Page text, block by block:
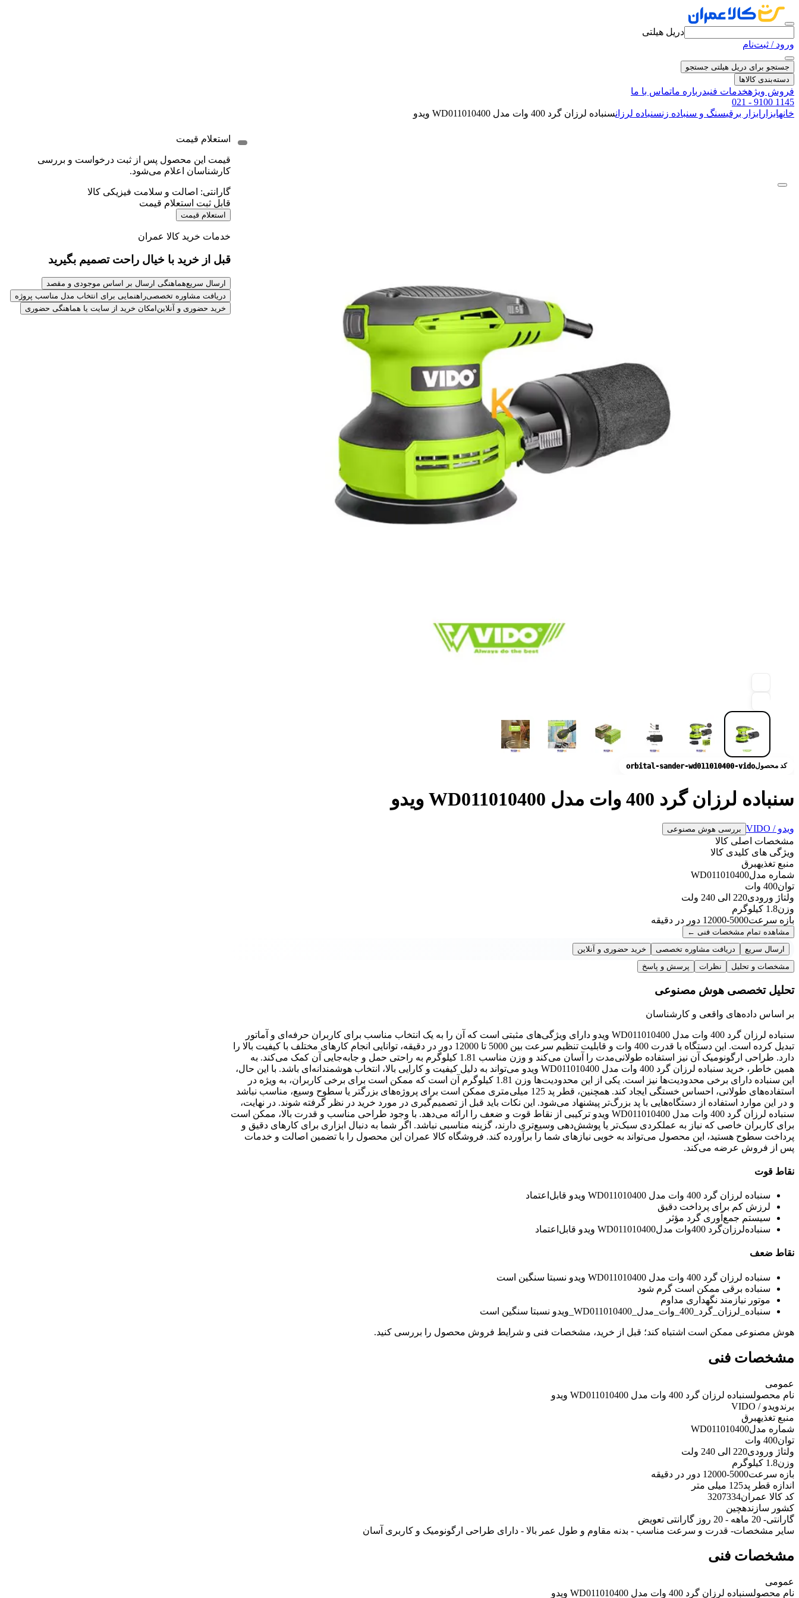
دریل هیلتی
ورود / ثبت‌نام
جستجو برای دریل هیلتی جستجو
دسته‌بندی کالاها
فروش ویژهخدمات فنیدرباره ماتماس با ما
021 - 9100 1145
خانهابزار ابزار برقیسنگ و سنباده زنسنباده لرزانسنباده لرزان گرد 400 وات مدل WD011010400 ویدو
کد محصولorbital-sander-wd011010400-vido
سنباده لرزان گرد 400 وات مدل WD011010400 ویدو
ویدو / VIDO بررسی هوش مصنوعی
مشخصات اصلی کالا
ویژگی های کلیدی کالا
منبع تغذیهبرق
شماره مدلWD011010400
توان400 وات
ولتاژ ورودی220 الی 240 ولت
وزن1.8 کیلوگرم
بازه سرعت5000-12000 دور در دقیقه
مشاهده تمام مشخصات فنی ←
ارسال سریع
دریافت مشاوره تخصصی
خرید حضوری و آنلاین
مشخصات و تحلیل
نظرات پرسش و پاسخ
تحلیل تخصصی هوش مصنوعی
بر اساس داده‌های واقعی و کارشناسان
سنباده لرزان گرد 400 وات مدل WD011010400 ویدو دارای ویژگی‌های مثبتی است که آن را به یک انتخاب مناسب برای کاربران حرفه‌ای و آماتور
تبدیل کرده است. این دستگاه با قدرت 400 وات و قابلیت تنظیم سرعت بین 5000 تا 12000 دور در دقیقه، توانایی انجام کارهای مختلف با کیفیت بالا را
دارد. طراحی ارگونومیک آن نیز استفاده طولانی‌مدت را آسان می‌کند و وزن مناسب 1.81 کیلوگرم به راحتی حمل و جابه‌جایی آن کمک می‌کند. به
همین خاطر، خرید سنباده لرزان گرد 400 وات مدل WD011010400 ویدو می‌تواند به دلیل کیفیت و کارایی بالا، انتخاب هوشمندانه‌ای باشد. با این حال،
این سنباده دارای برخی محدودیت‌ها نیز است. یکی از این محدودیت‌ها وزن 1.81 کیلوگرم آن است که ممکن است برای برخی کاربران، به ویژه در
استفاده‌های طولانی، احساس خستگی ایجاد کند. همچنین، قطر پد 125 میلی‌متری ممکن است برای پروژه‌های بزرگتر یا سطوح وسیع، مناسب نباشد
و در این موارد استفاده از دستگاه‌هایی با پد بزرگ‌تر پیشنهاد می‌شود. این نکات باید قبل از تصمیم‌گیری در مورد خرید در نظر گرفته شوند. در نهایت،
سنباده لرزان گرد 400 وات مدل WD011010400 ویدو ترکیبی از نقاط قوت و ضعف را ارائه می‌دهد. با وجود طراحی مناسب و قدرت بالا، ممکن است
برای کاربران خاصی که نیاز به عملکردی سبک‌تر یا پوشش‌دهی وسیع‌تری دارند، گزینه مناسبی نباشد. اگر شما به دنبال ابزاری برای کارهای دقیق و
پرداخت سطوح هستید، این محصول می‌تواند به خوبی نیازهای شما را برآورده کند. فروشگاه کالا عمران این محصول را با تضمین اصالت و خدمات
پس از فروش عرضه می‌کند.
نقاط قوت
سنباده‌ لرزان‌ گرد 400 وات مدل WD011010400 ویدو قابل‌اعتماد
لرزش کم برای پرداخت دقیق
سیستم جمع‌آوری گرد مؤثر
سنباده‌لرزان‌گرد 400وات مدلWD011010400 ویدو قابل‌اعتماد
نقاط ضعف
سنباده لرزان گرد 400 وات مدل WD011010400 ویدو نسبتا سنگین است
سنباده برقی ممکن است گرم شود
موتور نیازمند نگهداری مداوم
سنباده_لرزان_گرد_400_وات_مدل_WD011010400_ویدو نسبتا سنگین است
هوش مصنوعی ممکن است اشتباه کند؛ قبل از خرید، مشخصات فنی و شرایط فروش محصول را بررسی کنید.
مشخصات فنی
عمومی
نام محصولسنباده لرزان گرد 400 وات مدل WD011010400 ویدو
برندویدو / VIDO
منبع تغذیهبرق
شماره مدلWD011010400
توان400 وات
ولتاژ ورودی220 الی 240 ولت
وزن1.8 کیلوگرم
بازه سرعت5000-12000 دور در دقیقه
اندازه قطر پد125 میلی متر
کد کالا عمران3207334
کشور سازندهچین
گارانتی- 20 ماهه - 20 روز گارانتی تعویض
سایر مشخصات- قدرت و سرعت مناسب - بدنه مقاوم و طول عمر بالا - دارای طراحی ارگونومیک و کاربری آسان
مشخصات فنی
عمومی
نام محصولسنباده لرزان گرد 400 وات مدل WD011010400 ویدو
استعلام قیمت
قیمت این محصول پس از ثبت درخواست و بررسی
کارشناسان اعلام می‌شود.
گارانتی: اصالت و سلامت فیزیکی کالا
قابل ثبت استعلام قیمت
استعلام قیمت
خدمات خرید کالا عمران
قبل از خرید با خیال راحت تصمیم بگیرید
ارسال سریعهماهنگی ارسال بر اساس موجودی و مقصد
دریافت مشاوره تخصصیراهنمایی برای انتخاب مدل مناسب پروژه
خرید حضوری و آنلاین امکان خرید از سایت یا هماهنگی حضوری